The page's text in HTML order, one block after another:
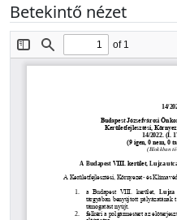
Betekintő nézet